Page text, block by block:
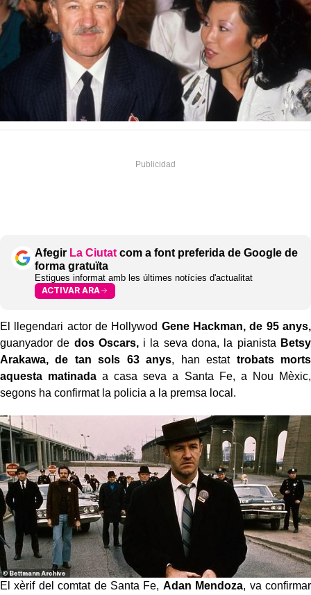
Afegir La Ciutat com a font preferida de Google de
forma gratuïta
Estigues informat amb les últimes notícies d'actualitat
ACTIVAR ARA
El llegendari actor de Hollywod Gene Hackman, de 95 anys,
guanyador de dos Oscars,i la seva dona, la pianista Betsy
Arakawa, de tan sols 63 anys, han estat trobats morts
aquesta matinada a casa seva a Santa Fe, a Nou Mèxic,
segons ha confirmat la policia a la premsa local.
El xèrif del comtat de Santa Fe, Adan Mendoza, va confirmar